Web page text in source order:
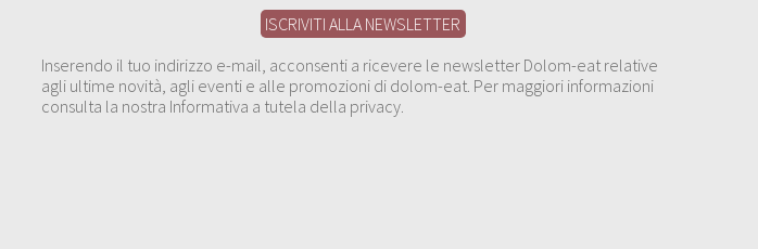
Inserendo il tuo indirizzo e-mail, acconsenti a ricevere le newsletter Dolom-eat relative
agli ultime novità, agli eventi e alle promozioni di dolom-eat. Per maggiori informazioni
consulta la nostra Informativa a tutela della privacy.